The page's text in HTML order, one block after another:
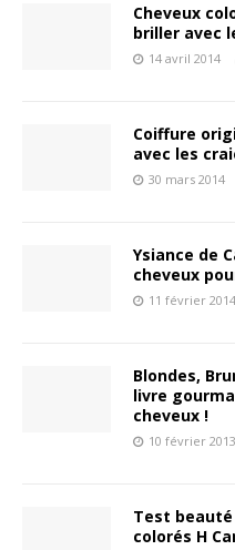
Cheveux
briller avec
14 avril 2014
Coiffure
avec les
30 mars 2014
Ysiance de
cheveux
11 février 2014
Blondes,
livre
cheveux !
10 février 2013
Test beauté
colorés H